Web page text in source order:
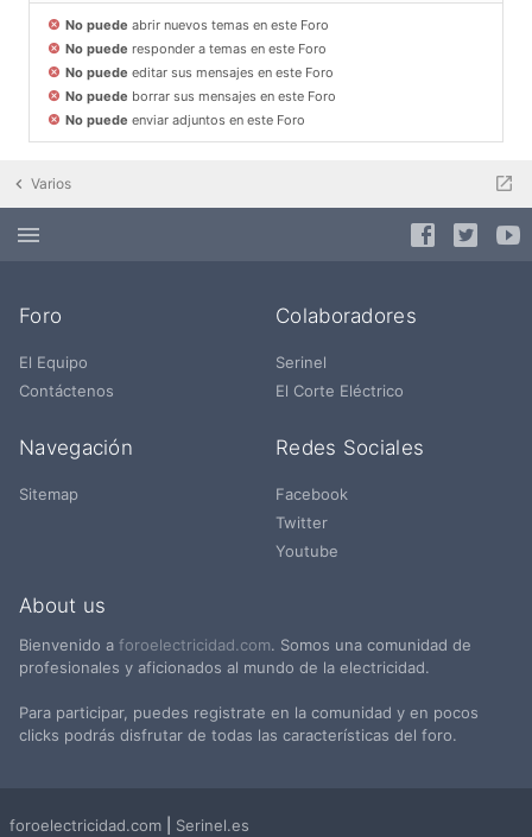
No puede abrir nuevos temas en este Foro
No puede responder a temas en este Foro
No puede editar sus mensajes en este Foro
No puede borrar sus mensajes en este Foro
No puede enviar adjuntos en este Foro
Varios
Foro
El Equipo
Contáctenos
Colaboradores
Serinel
El Corte Eléctrico
Navegación
Sitemap
Redes Sociales
Facebook
Twitter
Youtube
About us
Bienvenido a foroelectricidad.com. Somos una comunidad de
profesionales y aficionados al mundo de la electricidad.
Para participar, puedes registrate en la comunidad y en pocos
clicks podrás disfrutar de todas las características del foro.
foroelectricidad.com Serinel.es